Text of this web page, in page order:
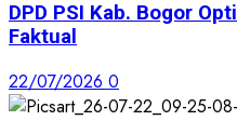
DPD PSI Kab. Bogor
Faktual
22/07/2026 0